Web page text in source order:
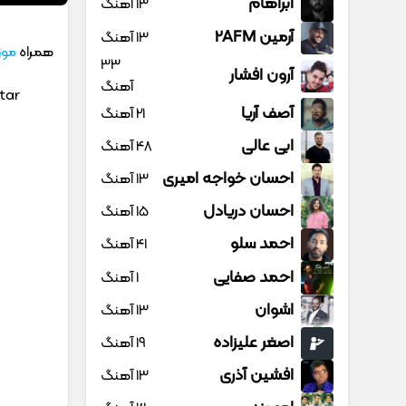
همراه
13 آهنگ
آرمین 2AFM 13 آهنگ
آرون افشار
33
آهنگ
آصف آریا 21 آهنگ
ابی عالی 48 آهنگ
احسان خواجه امیری 13 آهنگ
احسان دریادل 15 آهنگ
احمد سلو 41 آهنگ
احمد صفایی 1 آهنگ
اشوان 13 آهنگ
اصغر علیزاده 19 آهنگ
افشین آذری 13 آهنگ